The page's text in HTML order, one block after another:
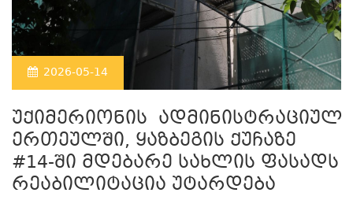
2026-05-14
უქიმერიონის ადმინისტრაციულ
ერთეულში, ყაზბეგის ქუჩაზე
#14-ში მდებარე სახლის ფასადს
რეაბილიტაცია უტარდება